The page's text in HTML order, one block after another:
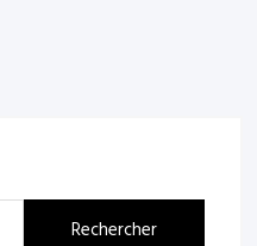
Rechercher